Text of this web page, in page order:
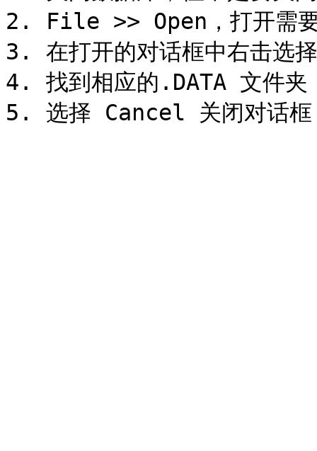
2. File >> Open，打开需要
3. 在打开的对话框中右击选
4. 找到相应的.DATA 文件夹